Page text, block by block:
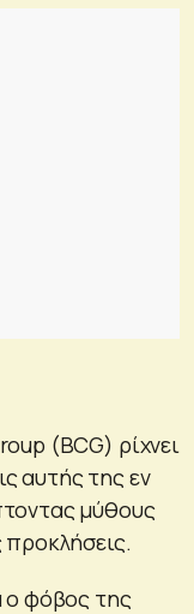
(BCG) ρίχνει
αυτής της εν
μύθους
προκλήσεις.
ο φόβος της